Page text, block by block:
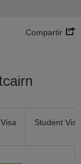
Compartir
Student Visa